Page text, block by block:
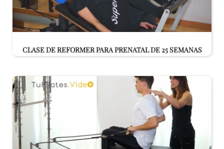
CLASE DE REFORMER PARA PRENATAL DE 25 SEMANAS